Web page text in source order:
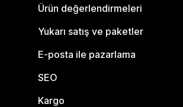
Ürün değerlendirmeleri
Yukarı satış ve paketler
E-posta ile pazarlama
SEO
Kargo